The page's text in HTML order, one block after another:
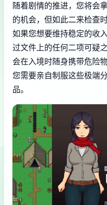
随着剧情的推进，您将会
的机会，但如此二来检查
如果您想要维持稳定的收
过文件上的任何二项可疑
会在入境时随身携带危险
您需要亲自制服这些极端
品。